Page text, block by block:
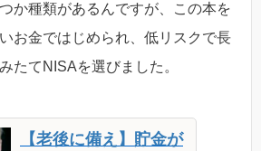
か種類があるんですが、この本を
お金ではじめられ、低リスクで長
たてNISAを選びました。
【老後に備え】貯金が